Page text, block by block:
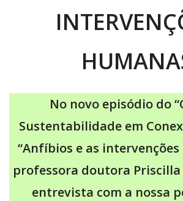
No novo episódio do
Sustentabilidade em
“Anfíbios e as intervenções
professora doutora Priscilla
entrevista com a nossa